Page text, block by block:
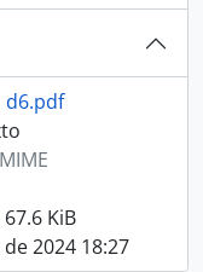
d6.pdf
67.6 KiB
2024 18:27